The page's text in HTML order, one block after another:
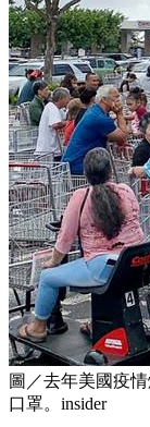
圖／去年美國疫
口罩。insider